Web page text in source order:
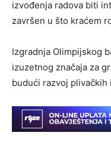
izvođenja radova biti
završen u što kraćem
Izgradnja Olimpijskog
izuzetnog značaja za
budući razvoj